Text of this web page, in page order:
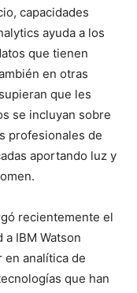
capacidades
ayuda a los
que tienen
en otras
que les
se incluyan sobre
profesionales de
aportando luz y
recientemente el
IBM Watson
analítica de
que han